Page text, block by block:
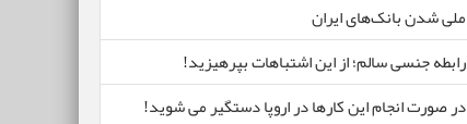
ملی شدن بانک‌های ایران
رابطه جنسی سالم؛ از این اشتباهات بپرهیزید!
در صورت انجام این کارها در اروپا دستگیر می شوید!